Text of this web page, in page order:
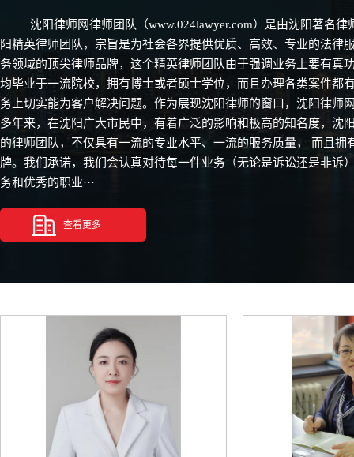
沈阳律师网律师团队（www.024lawyer.com）是由沈阳著名
阳精英律师团队，宗旨是为社会各界提供优质、高效、专业的法律
务领域的顶尖律师品牌，这个精英律师团队由于强调业务上要有真
均毕业于一流院校，拥有博士或者硕士学位，而且办理各类案件都
务上切实能为客户解决问题。作为展现沈阳律师的窗口，沈阳律师
多年来，在沈阳广大市民中，有着广泛的影响和极高的知名度，沈
的律师团队，不仅具有一流的专业水平、一流的服务质量， 而且拥
牌。我们承诺，我们会认真对待每一件业务（无论是诉讼还是非诉
务和优秀的职业···
查看更多